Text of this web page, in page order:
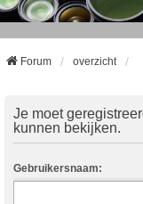
Forum overzicht
Je moet
kunnen bekijken.
Gebruikersnaam: